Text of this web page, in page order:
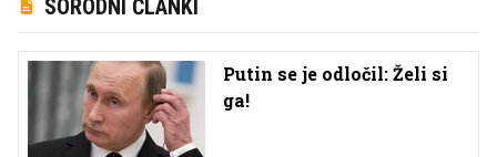
SORODNI ČLANKI
Putin se je odločil: Želi si
ga!